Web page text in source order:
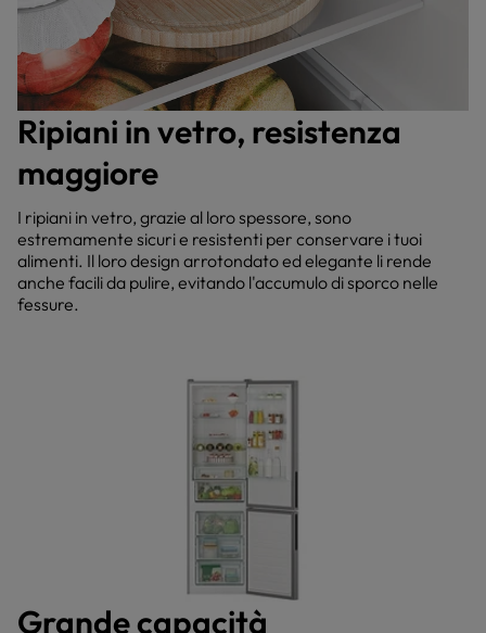
Ripiani in vetro, resistenza
maggiore
I ripiani in vetro, grazie al loro spessore, sono
estremamente sicuri e resistenti per conservare i tuoi
alimenti. Il loro design arrotondato ed elegante li rende
anche facili da pulire, evitando l'accumulo di sporco nelle
fessure.
Grande capacità